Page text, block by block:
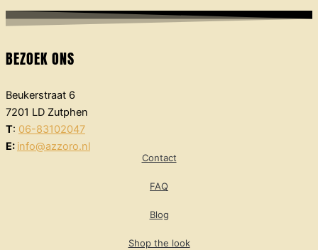
BEZOEK ONS
Beukerstraat 6
7201 LD Zutphen
T: 06-83102047
E: info@azzoro.nl
Contact
FAQ
Blog
Shop the look